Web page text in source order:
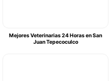
Mejores Veterinarias 24 Horas en San
Juan Tepecoculco